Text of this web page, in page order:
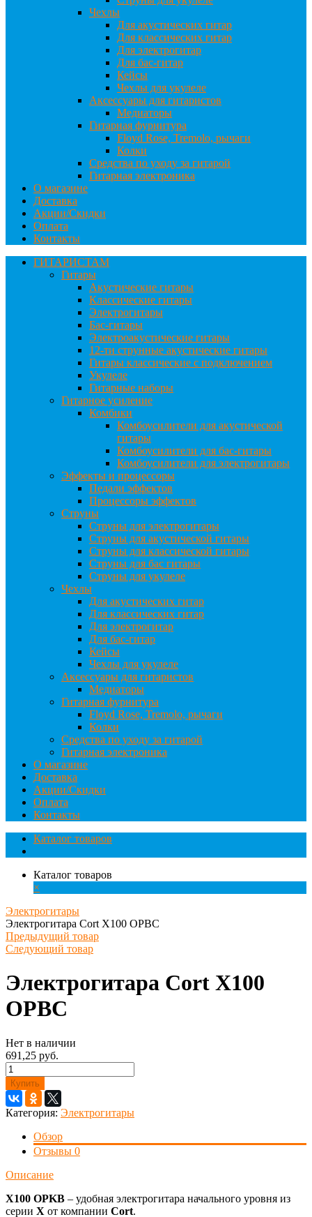
Чехлы
Для акустических гитар
Для классических гитар
Для электрогитар
Для бас-гитар
Кейсы
Чехлы для укулеле
Аксессуары для гитаристов
Медиаторы
Гитарная фурнитура
Floyd Rose, Tremolo, рычаги
Колки
Средства по уходу за гитарой
Гитарная электроника
О магазине
Доставка
Акции/Скидки
Оплата
Контакты
ГИТАРИСТАМ
Гитары
Акустические гитары
Классические гитары
Электрогитары
Бас-гитары
Электроакустические гитары
12-ти струнные акустические гитары
Гитары классические с подключением
Укулеле
Гитарные наборы
Гитарное усиление
Комбики
Комбоусилители для акустической
гитары
Комбоусилители для бас-гитары
Комбоусилители для электрогитары
Эффекты и процессоры
Педали эффектов
Процессоры эффектов
Струны
Струны для электрогитары
Струны для акустической гитары
Струны для классической гитары
Струны для бас гитары
Струны для укулеле
Чехлы
Для акустических гитар
Для классических гитар
Для электрогитар
Для бас-гитар
Кейсы
Чехлы для укулеле
Аксессуары для гитаристов
Медиаторы
Гитарная фурнитура
Floyd Rose, Tremolo, рычаги
Колки
Средства по уходу за гитарой
Гитарная электроника
О магазине
Доставка
Акции/Скидки
Оплата
Контакты
Каталог товаров
Каталог товаров
×
Электрогитары
Электрогитара Cort X100 OPBC
Предыдущий товар
Следующий товар
Электрогитара Cort X100
OPBC
Нет в наличии
691,25 руб.
Купить
Категория: Электрогитары
Обзор
Отзывы 0
Описание
X100 OPKB – удобная электрогитара начального уровня из
серии X от компании Cort.